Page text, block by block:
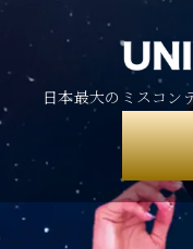
日本最大のミスコン